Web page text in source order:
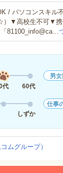
/ パソコンスキル
▼高校生不可▼携
81100_info@ca…
代 60代
男
しずか
仕事
ムグループ）